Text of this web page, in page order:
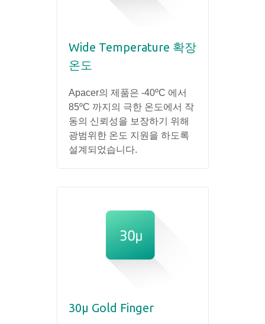
Wide Temperature 확장
온도
Apacer의 제품은 -40ºC 에서
85ºC 까지의 극한 온도에서 작
동의 신뢰성을 보장하기 위해
광범위한 온도 지원을 하도록
설계되었습니다.
30µ Gold Finger